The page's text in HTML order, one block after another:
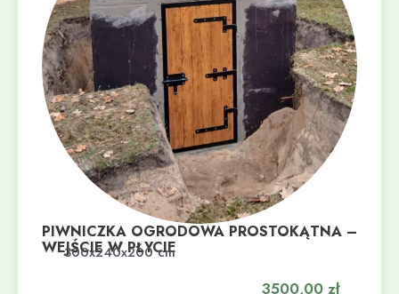
PIWNICZKA OGRODOWA PROSTOKĄTNA –
WEJŚCIE W PŁYCIE
300x240x200 cm
3500,00 zł
Dodaj do koszyka